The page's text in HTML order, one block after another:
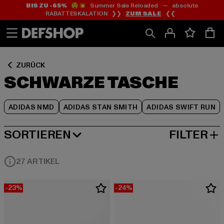
Zum
Inhalt
springen
Zum
Fußzeile
springen
BIS ZU -65%😲💥 Summer Sale Reloaded — absolute
RABATTESKALATION ❯❯ ZUM SALE ❮❮
ZURÜCK
SCHWARZE TASCHE
ADIDAS NMD ADIDAS STAN SMITH ADIDAS SWIFT RUN
Zum
Produktraster
springen
SORTIEREN
BELIEBTESTE FILTER
27 ARTIKEL
-23% -24%